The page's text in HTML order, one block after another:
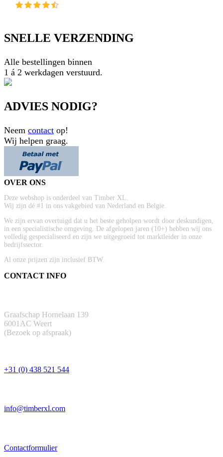
SNELLE VERZENDING
Alle bestellingen binnen
1 á 2 werkdagen verstuurd.
ADVIES NODIG?
Neem contact op!
Wij helpen graag.
OVER ONS
Deze webshop is onderdeel van Timber XL.
Wij zijn dé #1 in ons vakgebied van Nederland en Belgie.
We zijn ervan overtuigd dat u het beste geholpen wordt door deskundigen,
in een specialistische omgeving. De afgelopen jaren (10+) hebben wij ons
volledig gespecialiseerd en zijn we uitgegroeid tot marktleider in onze
bedrijfssector.
Al onze prijzen zijn inclusief BTW.
CONTACT INFO
Graafschap Hornelaan 139
6001AC Weert
(Bezoek op afspraak)
+31 (0) 438 521 544
info@timberxl.com
Contactformulier